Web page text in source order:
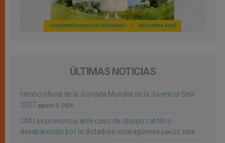
ÚLTIMAS NOTICIAS
Himno oficial de la Jornada Mundial de la Juventud Seúl
2027 agosto 3, 2026
ONU se pronuncia ante caso de obispo católico
desaparecido por la dictadura nicaragüense julio 25, 2026